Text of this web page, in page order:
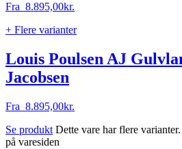
Fra 8.895,00kr.
+ Flere varianter
Louis Poulsen AJ
Jacobsen
Fra 8.895,00kr.
Se produkt Dette vare har flere
på varesiden